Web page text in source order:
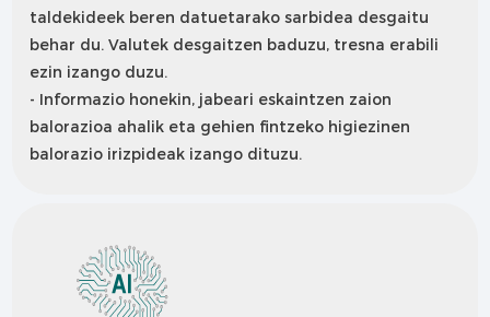
taldekideek beren datuetarako sarbidea desgaitu
behar du. Valutek desgaitzen baduzu, tresna erabili
ezin izango duzu.
- Informazio honekin, jabeari eskaintzen zaion
balorazioa ahalik eta gehien fintzeko higiezinen
balorazio irizpideak izango dituzu.